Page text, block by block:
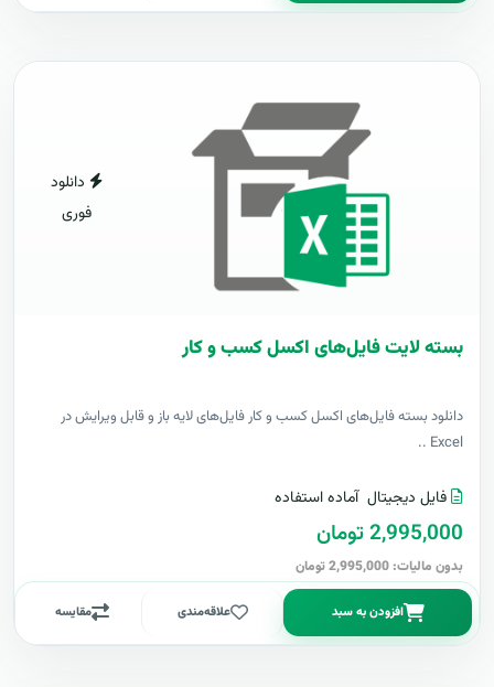
دانلود
فوری
بسته لایت فایل‌های اکسل کسب و کار
دانلود بسته فایل‌های اکسل کسب و کار فایل‌های لایه باز و قابل ویرایش در
Excel ..
فایل دیجیتال آماده استفاده
2,995,000 تومان
بدون مالیات: 2,995,000 تومان
افزودن به سبد علاقه‌مندی مقایسه